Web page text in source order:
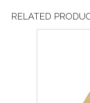
RELATED